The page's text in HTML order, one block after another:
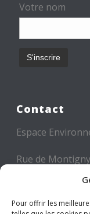
Pour offrir les
Votre nom
Contact
Espace
Rue de
6000 CHARLEROI
Tél: +32 71 300